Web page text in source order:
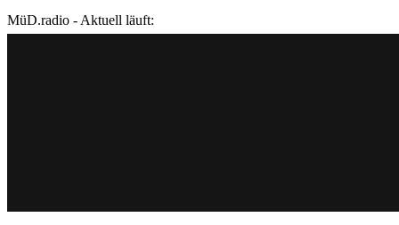
MüD.radio - Aktuell läuft: